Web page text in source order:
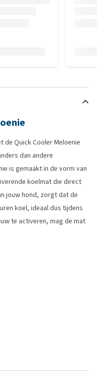
de Quick Cooler Meloenie
dan andere
is gemaakt in de vorm van
koelmat die direct
jouw hond, zorgt dat de
koel, ideaal dus tijdens
te activeren, mag de mat